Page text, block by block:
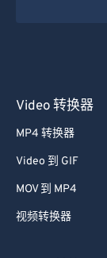
Video 转换器
MP4 转换器
Video 到 GIF
MOV 到 MP4
视频转换器